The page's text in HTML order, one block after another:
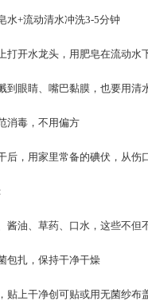
水+流动清水冲洗3-5分钟
打开水龙头，用肥皂在流动
到眼睛、嘴巴黏膜，也要用清
消毒，不用偏方
后，用家里常备的碘伏，从伤
酱油、草药、口水，这些不但
包扎，保持干净干燥
贴上干净创可贴或用无菌纱布